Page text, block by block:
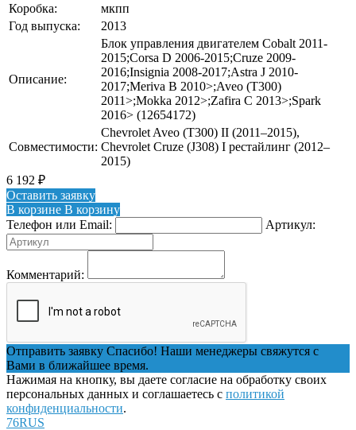
Коробка:
мкпп
Год выпуска:
2013
Описание:
Блок управления двигателем Cobalt 2011-
2015;Corsa D 2006-2015;Cruze 2009-
2016;Insignia 2008-2017;Astra J 2010-
2017;Meriva B 2010>;Aveo (T300)
2011>;Mokka 2012>;Zafira C 2013>;Spark
2016> (12654172)
Совместимости:
Chevrolet Aveo (T300) II (2011–2015),
Chevrolet Cruze (J308) I рестайлинг (2012–
2015)
6 192 ₽
Оставить заявку
В корзине В корзину
Телефон или Email:
Артикул:
Комментарий:
Отправить заявку Спасибо! Наши менеджеры свяжутся с
Вами в ближайшее время.
Нажимая на кнопку, вы даете согласие на обработку своих
персональных данных и соглашаетесь с политикой
конфиденциальности.
76RUS